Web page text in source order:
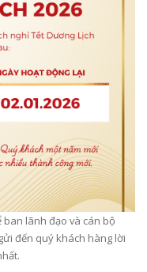
ban lãnh đạo và cán bộ
đến quý khách hàng lời